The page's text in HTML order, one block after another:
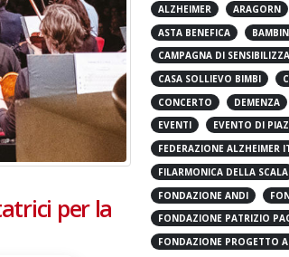
per la
ALZHEIMER
ARAGORN
ASTA BENEFICA
CAMPAGNA DI
CASA SOLLIEVO BIMBI
CONCERTO
DEMENZA
EVENTI
EVENTO DI
FEDERAZIONE ALZHEIMER
FILARMONICA DELLA SCALA
FONDAZIONE ANDI
FONDAZIONE PATRIZIO
FONDAZIONE PROGETTO